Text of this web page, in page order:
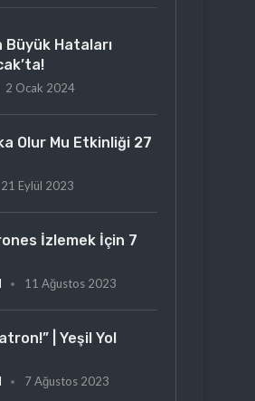
Büyük Hataları
2 Ocak 2024
Olur Mu Etkinliği 27
21 Eylül 2023
İzlemek İçin 7
11 Ağustos 2023
| Yeşil Yol
7 Ağustos 2023